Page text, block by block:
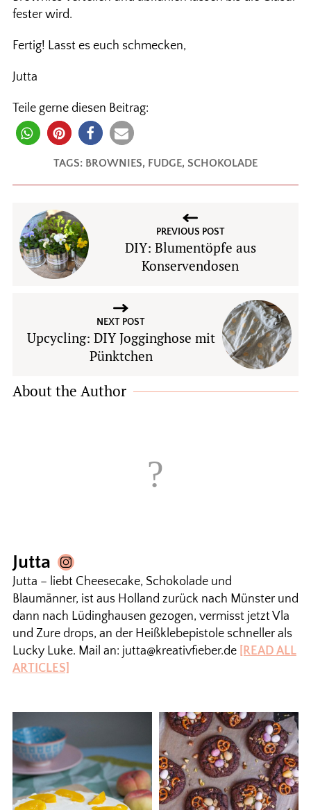
fester wird.
Fertig! Lasst es euch schmecken,
Jutta
Teile gerne diesen Beitrag:
TAGS: BROWNIES, FUDGE, SCHOKOLADE
PREVIOUS POST
DIY: Blumentöpfe aus
Konservendosen
NEXT POST
Upcycling: DIY Jogginghose mit
Pünktchen
About the Author
Jutta
Jutta – liebt Cheesecake, Schokolade und
Blaumänner, ist aus Holland zurück nach Münster und
dann nach Lüdinghausen gezogen, vermisst jetzt Vla
und Zure drops, an der Heißklebepistole schneller als
Lucky Luke. Mail an: jutta@kreativfieber.de [READ ALL
ARTICLES]